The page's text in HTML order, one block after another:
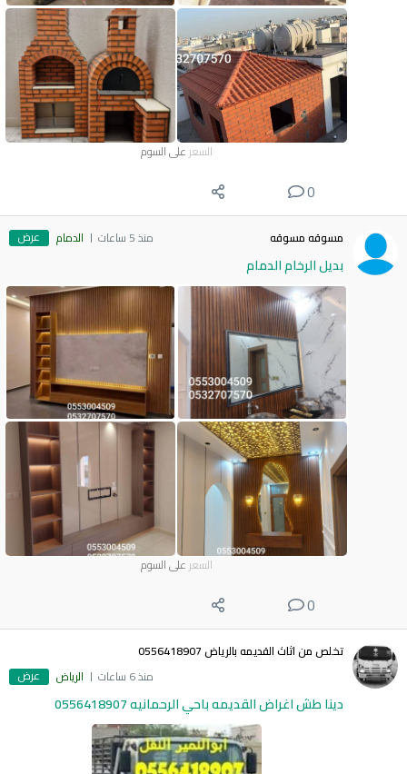
السعر على السوم
0
مسوقه مسوقه منذ 5 ساعات الدمام عرض
بديل الرخام الدمام
السعر على السوم
0
تخلص من اثاث القديمه بالرياض 0556418907
منذ 6 ساعات
الرياض عرض
دينا طش اغراض القديمه باحي الرحمانيه 0556418907